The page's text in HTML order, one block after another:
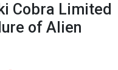
Cobra Limited
of Alien